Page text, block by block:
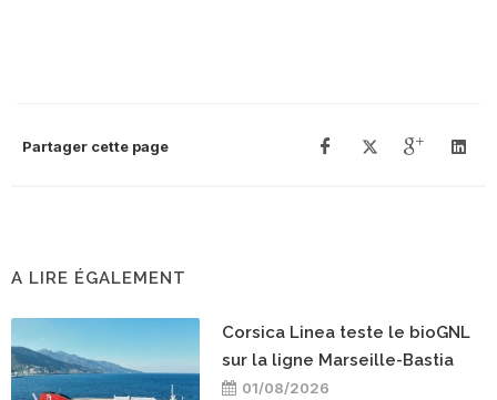
Partager cette page
A LIRE ÉGALEMENT
Corsica Linea teste le bioGNL
sur la ligne Marseille-Bastia
01/08/2026